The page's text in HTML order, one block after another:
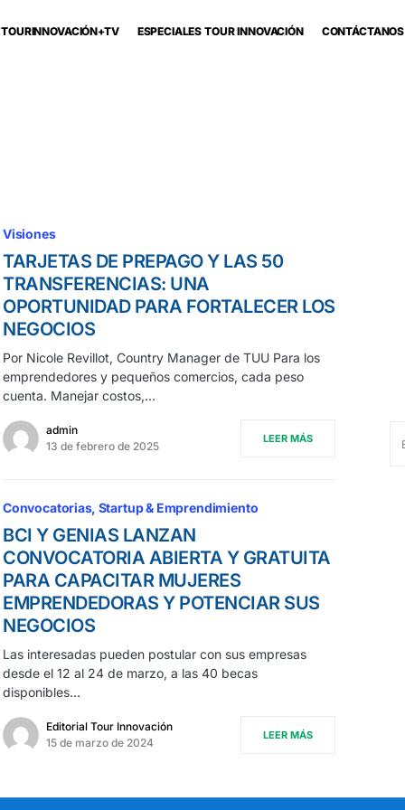
TOURINNOVACIÓN+TV ESPECIALES TOUR INNOVACIÓN CONTÁCTANOS
Visiones
TARJETAS DE PREPAGO Y LAS 50
TRANSFERENCIAS: UNA
OPORTUNIDAD PARA FORTALECER LOS
NEGOCIOS
Por Nicole Revillot, Country Manager de TUU Para los
emprendedores y pequeños comercios, cada peso
cuenta. Manejar costos,…
admin
13 de febrero de 2025
LEER MÁS
Convocatorias Startup & Emprendimiento
BCI Y GENIAS LANZAN
CONVOCATORIA ABIERTA Y GRATUITA
PARA CAPACITAR MUJERES
EMPRENDEDORAS Y POTENCIAR SUS
NEGOCIOS
Las interesadas pueden postular con sus empresas
desde el 12 al 24 de marzo, a las 40 becas
disponibles…
Editorial Tour Innovación
15 de marzo de 2024
LEER MÁS